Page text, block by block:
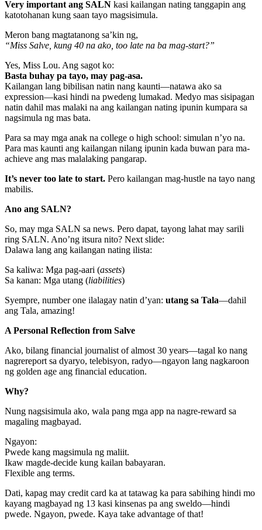
Very important ang SALN kasi kailangan nating tanggapin ang
katotohanan kung saan tayo magsisimula.
Meron bang magtatanong sa’kin ng,
“Miss Salve, kung 40 na ako, too late na ba mag-start?”
Yes, Miss Lou. Ang sagot ko:
Basta buhay pa tayo, may pag-asa.
Kailangan lang bibilisan natin nang kaunti—natawa ako sa
expression—kasi hindi na pwedeng lumakad. Medyo mas sisipagan
natin dahil mas malaki na ang kailangan nating ipunin kumpara sa
nagsimula ng mas bata.
Para sa may mga anak na college o high school: simulan n’yo na.
Para mas kaunti ang kailangan nilang ipunin kada buwan para ma-
achieve ang mas malalaking pangarap.
It’s never too late to start. Pero kailangan mag-hustle na tayo nang
mabilis.
Ano ang SALN?
So, may mga SALN sa news. Pero dapat, tayong lahat may sarili
ring SALN. Ano’ng itsura nito? Next slide:
Dalawa lang ang kailangan nating ilista:
Sa kaliwa: Mga pag-aari (assets)
Sa kanan: Mga utang (liabilities)
Syempre, number one ilalagay natin d’yan: utang sa Tala—dahil
ang Tala, amazing!
A Personal Reflection from Salve
Ako, bilang financial journalist of almost 30 years—tagal ko nang
nagrereport sa dyaryo, telebisyon, radyo—ngayon lang nagkaroon
ng golden age ang financial education.
Why?
Nung nagsisimula ako, wala pang mga app na nagre-reward sa
magaling magbayad.
Ngayon:
Pwede kang magsimula ng maliit.
Ikaw magde-decide kung kailan babayaran.
Flexible ang terms.
Dati, kapag may credit card ka at tatawag ka para sabihing hindi mo
kayang magbayad ng 13 kasi kinsenas pa ang sweldo—hindi
pwede. Ngayon, pwede. Kaya take advantage of that!